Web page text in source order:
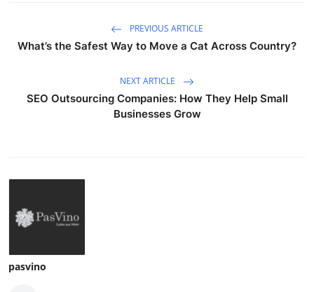
PREVIOUS ARTICLE
What’s the Safest Way to Move a Cat Across Country?
NEXT ARTICLE
SEO Outsourcing Companies: How They Help Small
Businesses Grow
pasvino